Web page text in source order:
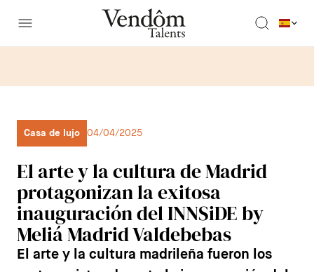
Casa de lujo 04/04/2025
El arte y la cultura de Madrid
protagonizan la exitosa
inauguración del INNSiDE by
Meliá Madrid Valdebebas
El arte y la cultura madrileña fueron los